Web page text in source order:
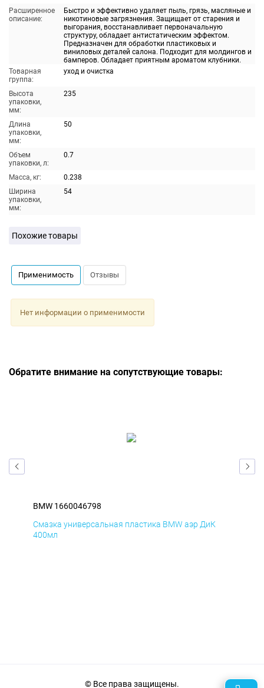
Расширенное
описание:
Быстро и эффективно удаляет пыль, грязь, масляные и
никотиновые загрязнения. Защищает от старения и
выгорания, восстанавливает первоначальную
структуру, обладает антистатическим эффектом.
Предназначен для обработки пластиковых и
виниловых деталей салона. Подходит для молдингов и
бамперов. Обладает приятным ароматом клубники.
Товарная
группа:
уход и очистка
Высота
упаковки,
мм:
235
Длина
упаковки,
мм:
50
Объем
упаковки, л:
0.7
Масса, кг:
0.238
Ширина
упаковки,
мм:
54
Похожие товары
Применимость Отзывы
Нет информации о применимости
Обратите внимание на сопутствующие товары:
BMW 1660046798
Смазка универсальная пластика BMW аэр ДиК
400мл
© Все права защищены.